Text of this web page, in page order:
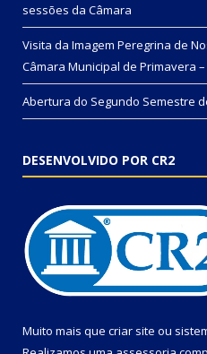
sessões da Câmara
Visita da Imagem Peregrina de
Câmara Municipal de Primavera
Abertura do Segundo Semestre
DESENVOLVIDO POR CR2
Muito mais que criar site ou